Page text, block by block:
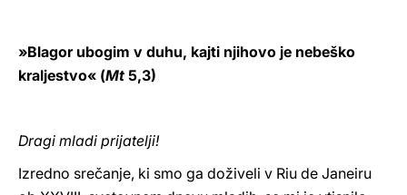
»Blagor ubogim v duhu, kajti njihovo je nebeško
kraljestvo« (Mt 5,3)
Dragi mladi prijatelji!
Izredno srečanje, ki smo ga doživeli v Riu de Janeiru